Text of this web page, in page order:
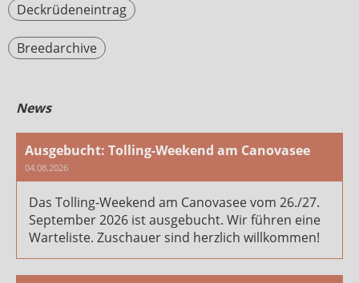
Deckrüdeneintrag
Breedarchive
News
Ausgebucht: Tolling-Weekend am Canovasee
04.08.2026
Das Tolling-Weekend am Canovasee vom 26./27.
September 2026 ist ausgebucht. Wir führen eine
Warteliste. Zuschauer sind herzlich willkommen!